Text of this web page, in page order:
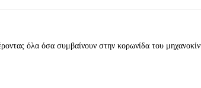
όλα όσα συμβαίνουν στην κορωνίδα του